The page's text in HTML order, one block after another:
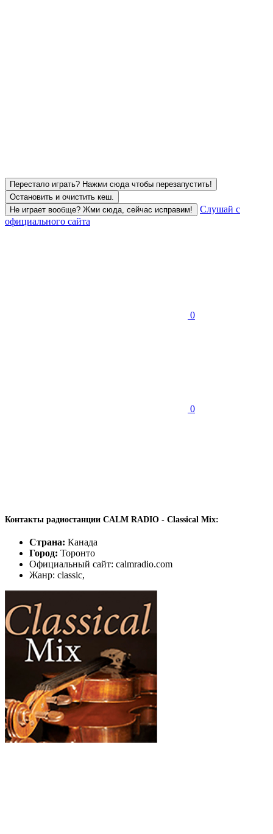
Перестало играть? Нажми сюда чтобы перезапустить!
Остановить и очистить кеш.
Не играет вообще? Жми сюда, сейчас исправим!
Слушай с
официального сайта
0
0
Контакты радиостанции CALM RADIO - Classical Mix:
Страна: Канада
Город: Торонто
Официальный сайт: calmradio.com
Жанр: classic,